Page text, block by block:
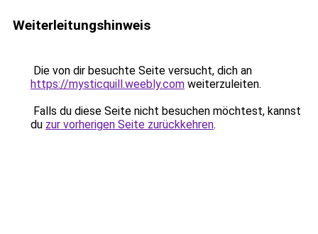
Weiterleitungshinweis
Die von dir besuchte Seite versucht, dich an
https://mysticquill.weebly.com weiterzuleiten.
Falls du diese Seite nicht besuchen möchtest, kannst
du zur vorherigen Seite zurückkehren.